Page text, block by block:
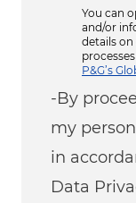
You can
and/or
details
P&G’s
-By
my
in
Data